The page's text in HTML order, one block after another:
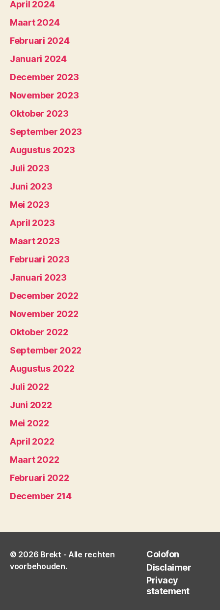
April 2024
Maart 2024
Februari 2024
Januari 2024
December 2023
November 2023
Oktober 2023
September 2023
Augustus 2023
Juli 2023
Juni 2023
Mei 2023
April 2023
Maart 2023
Februari 2023
Januari 2023
December 2022
November 2022
Oktober 2022
September 2022
Augustus 2022
Juli 2022
Juni 2022
Mei 2022
April 2022
Maart 2022
Februari 2022
December 214
© 2026 Brekt - Alle rechten
voorbehouden.
Colofon
Disclaimer
Privacy
statement